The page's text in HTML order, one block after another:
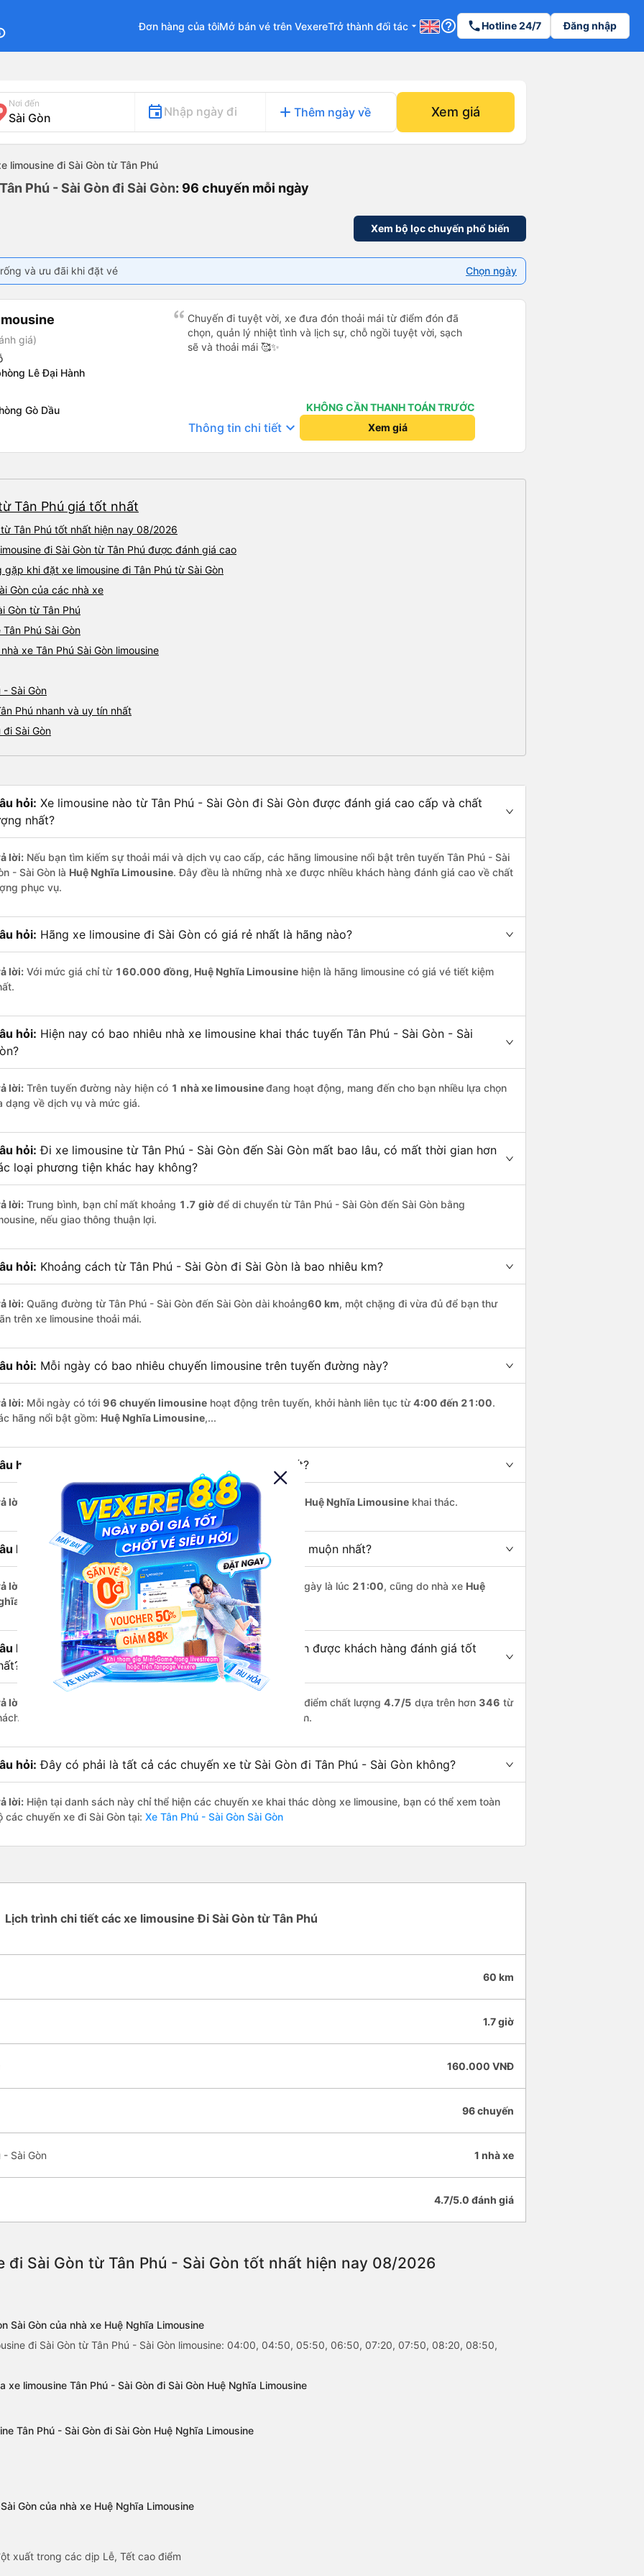
Đơn hàng của tôiMở bán vé trên VexereTrở thành đối tác arrow_drop_down help_outline phoneHotline 24/7 Đăng nhập
Nơi đến
Nhập ngày đi add Thêm ngày về Xem giá
limousine đi Sài Gòn từ Tân Phú
Phú - Sài Gòn đi Sài Gòn: 96 chuyến mỗi ngày
Xem bộ lọc chuyến phổ biến
và ưu đãi khi đặt vé Chọn ngày
giá)
Lê Đại Hành
Gò Dầu
Chuyến đi tuyệt vời, xe đưa đón thoải mái từ điểm đón đã
chọn, quản lý nhiệt tình và lịch sự, chỗ ngồi tuyệt vời, sạch
sẽ và thoải mái 🥰✨
KHÔNG CẦN THANH TOÁN TRƯỚC
Thông tin chi tiết keyboard_arrow_down Xem giá
Tân Phú giá tốt nhất
Tân Phú tốt nhất hiện nay 08/2026
đi Sài Gòn từ Tân Phú được đánh giá cao
khi đặt xe limousine đi Tân Phú từ Sài Gòn
Gòn của các nhà xe
Gòn từ Tân Phú
Phú Sài Gòn
xe Tân Phú Sài Gòn limousine
Sài Gòn
Phú nhanh và uy tín nhất
Sài Gòn
hỏi: Xe limousine nào từ Tân Phú - Sài Gòn đi Sài Gòn được đánh giá cao cấp và chất
nhất?
lời: Nếu bạn tìm kiếm sự thoải mái và dịch vụ cao cấp, các hãng limousine nổi bật trên tuyến Tân Phú - Sài
- Sài Gòn là Huệ Nghĩa Limousine. Đây đều là những nhà xe được nhiều khách hàng đánh giá cao về chất
phục vụ.
hỏi: Hãng xe limousine đi Sài Gòn có giá rẻ nhất là hãng nào?
lời: Với mức giá chỉ từ 160.000 đồng, Huệ Nghĩa Limousine hiện là hãng limousine có giá vé tiết kiệm
hỏi: Hiện nay có bao nhiêu nhà xe limousine khai thác tuyến Tân Phú - Sài Gòn - Sài
lời: Trên tuyến đường này hiện có 1 nhà xelimousineđang hoạt động, mang đến cho bạn nhiều lựa chọn
dạng về dịch vụ và mức giá.
hỏi: Đi xe limousine từ Tân Phú - Sài Gòn đến Sài Gòn mất bao lâu, có mất thời gian hơn
loại phương tiện khác hay không?
lời: Trung bình, bạn chỉ mất khoảng 1.7 giờ để di chuyển từ Tân Phú - Sài Gòn đến Sài Gòn bằng
nếu giao thông thuận lợi.
hỏi: Khoảng cách từ Tân Phú - Sài Gòn đi Sài Gòn là bao nhiêu km?
lời: Quãng đường từ Tân Phú - Sài Gòn đến Sài Gòn dài khoảng60 km, một chặng đi vừa đủ để bạn thư
trên xe limousine thoải mái.
hỏi: Mỗi ngày có bao nhiêu chuyến limousine trên tuyến đường này?
lời: Mỗi ngày có tới 96 chuyến limousine hoạt động trên tuyến, khởi hành liên tục từ4:00 đến 21:00.
hãng nổi bật gồm: Huệ Nghĩa Limousine,...
hỏi: Xe limousine nào khởi hành từ Sài Gòn sớm nhất?
lời: Chuyến limousine sớm nhất khởi hành lúc4:00 , do nhà xe Huệ Nghĩa Limousine khai thác.
hỏi: Xe limousine nào khởi hành từ Tân Phú - Sài Gòn muộn nhất?
lời: Nếu bạn muốn đi chuyến muộn, lựa chọn cuối cùng trong ngày là lúc 21:00, cũng do nhà xe Huệ
Limousinevận hành.
hỏi:
Xe limousine nào từ Tân Phú - Sài Gòn đi Sài Gòn được khách hàng đánh giá tốt
lời: nổi bật nhất với điểm chất lượng 4.7/5 dựa trên hơn 346 từ
hàng – một con số minh chứng cho dịch vụ cao cấp và uy tín.
hỏi: Đây có phải là tất cả các chuyến xe từ Sài Gòn đi Tân Phú - Sài Gòn không?
lời: Hiện tại danh sách này chỉ thể hiện các chuyến xe khai thác dòng xe limousine, bạn có thể xem toàn
các chuyến xe đi Sài Gòn tại: Xe Tân Phú - Sài Gòn Sài Gòn
Lịch trình chi tiết các xe limousine Đi Sài Gòn từ Tân Phú
60 km
1.7 giờ
160.000 VNĐ
96 chuyến
Sài Gòn 1 nhà xe
4.7/5.0 đánh giá
đi Sài Gòn từ Tân Phú - Sài Gòn tốt nhất hiện nay 08/2026
Sài Gòn của nhà xe Huệ Nghĩa Limousine
đi Sài Gòn từ Tân Phú - Sài Gòn limousine: 04:00, 04:50, 05:50, 06:50, 07:20, 07:50, 08:20, 08:50,
limousine Tân Phú - Sài Gòn đi Sài Gòn Huệ Nghĩa Limousine
Tân Phú - Sài Gòn đi Sài Gòn Huệ Nghĩa Limousine
Gòn của nhà xe Huệ Nghĩa Limousine
xuất trong các dịp Lễ, Tết cao điểm